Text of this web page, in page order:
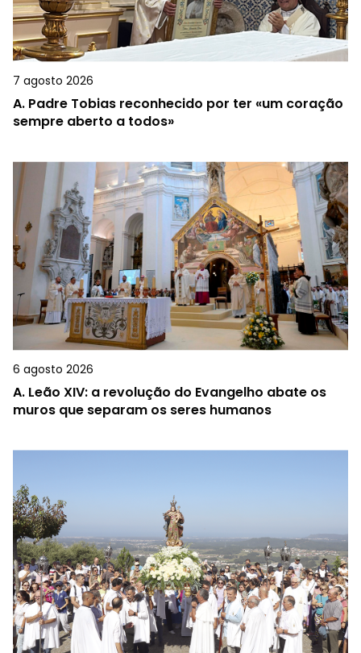
7 agosto 2026
A. Padre Tobias reconhecido por ter «um coração
sempre aberto a todos»
6 agosto 2026
A. Leão XIV: a revolução do Evangelho abate os
muros que separam os seres humanos